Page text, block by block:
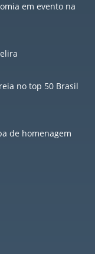
em evento na
no top 50 Brasil
de homenagem